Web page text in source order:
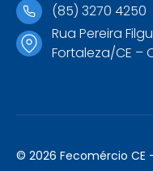
(85) 3270 4250
Rua Pereira
Fortaleza/CE –
© 2026 Fecomércio CE